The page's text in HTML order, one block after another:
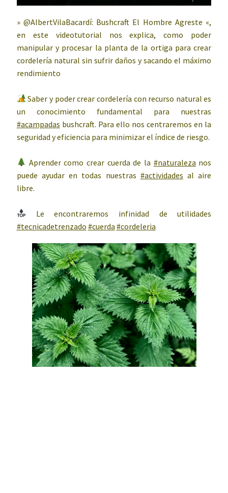
» @AlbertVilaBacardí: Bushcraft El Hombre Agreste «,
en este videotutorial nos explica, como poder
manipular y procesar la planta de la ortiga para crear
cordelería natural sin sufrir daños y sacando el máximo
rendimiento
Saber y poder crear cordelería con recurso natural es
un conocimiento fundamental para nuestras
#acampadas bushcraft. Para ello nos centraremos en la
seguridad y eficiencia para minimizar el índice de riesgo.
Aprender como crear cuerda de la #naturaleza nos
puede ayudar en todas nuestras #actividades al aire
libre.
Le encontraremos infinidad de utilidades
#tecnicadetrenzado #cuerda #cordeleria